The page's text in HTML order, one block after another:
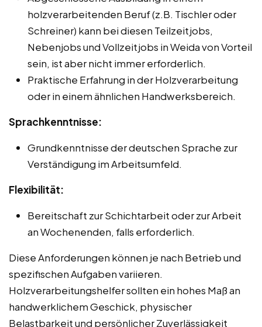
holzverarbeitenden Beruf (z.B. Tischler oder
Schreiner) kann bei diesen Teilzeitjobs,
Nebenjobs und Vollzeitjobs in Weida von Vorteil
sein, ist aber nicht immer erforderlich.
Praktische Erfahrung in der Holzverarbeitung
oder in einem ähnlichen Handwerksbereich.
Sprachkenntnisse:
Grundkenntnisse der deutschen Sprache zur
Verständigung im Arbeitsumfeld.
Flexibilität:
Bereitschaft zur Schichtarbeit oder zur Arbeit
an Wochenenden, falls erforderlich.
Diese Anforderungen können je nach Betrieb und
spezifischen Aufgaben variieren.
Holzverarbeitungshelfer sollten ein hohes Maß an
handwerklichem Geschick, physischer
Belastbarkeit und persönlicher Zuverlässigkeit